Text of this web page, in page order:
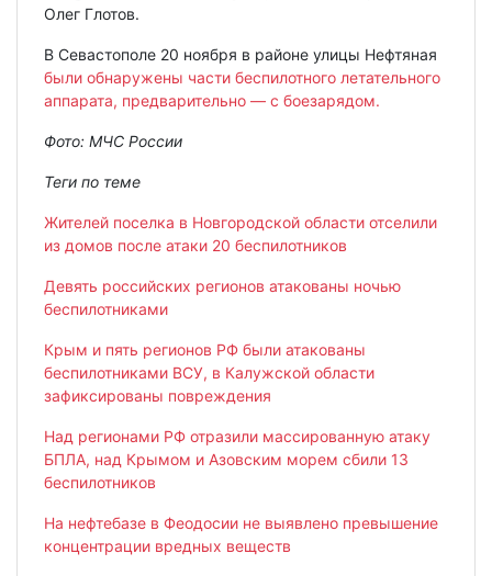
Олег Глотов.
В Севастополе 20 ноября в районе улицы Нефтяная
были обнаружены части беспилотного летательного
аппарата, предварительно — с боезарядом.
Фото: МЧС России
Теги по теме
Жителей поселка в Новгородской области отселили
из домов после атаки 20 беспилотников
Девять российских регионов атакованы ночью
беспилотниками
Крым и пять регионов РФ были атакованы
беспилотниками ВСУ, в Калужской области
зафиксированы повреждения
Над регионами РФ отразили массированную атаку
БПЛА, над Крымом и Азовским морем сбили 13
беспилотников
На нефтебазе в Феодосии не выявлено превышение
концентрации вредных веществ